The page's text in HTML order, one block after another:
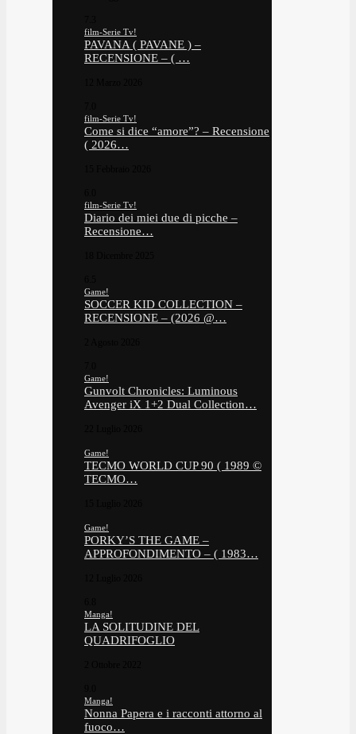
film-Serie Tv!
PAVANA ( PAVANE ) –
RECENSIONE – ( …
film-Serie Tv!
Come si dice “amore”? – Recensione
( 2026…
film-Serie Tv!
Diario dei miei due di picche –
Recensione…
Game!
SOCCER KID COLLECTION –
RECENSIONE – (2026 @…
Game!
Gunvolt Chronicles: Luminous
Avenger iX 1+2 Dual Collection…
Game!
TECMO WORLD CUP 90 ( 1989 ©
TECMO…
Game!
PORKY’S THE GAME –
APPROFONDIMENTO – ( 1983…
Manga!
LA SOLITUDINE DEL
QUADRIFOGLIO
Manga!
Nonna Papera e i racconti attorno al
fuoco…